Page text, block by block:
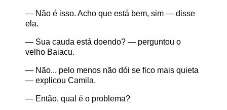
— Não é isso. Acho que está bem, sim — disse
ela.
— Sua cauda está doendo? — perguntou o
velho Baiacu.
— Não... pelo menos não dói se fico mais quieta
— explicou Camila.
— Então, qual é o problema?